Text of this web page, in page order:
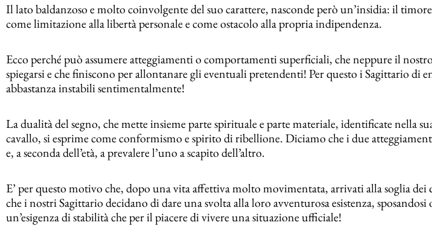
Il lato baldanzoso e molto coinvolgente del suo carattere, nasconde però un’insidia: il
come limitazione alla libertà personale e come ostacolo alla propria indipendenza.
Ecco perché può assumere atteggiamenti o comportamenti superficiali, che neppure il
spiegarsi e che finiscono per allontanare gli eventuali pretendenti! Per questo i Sagittario di
abbastanza instabili sentimentalmente!
La dualità del segno, che mette insieme parte spirituale e parte materiale, identificate nella
cavallo, si esprime come conformismo e spirito di ribellione. Diciamo che i due
e, a seconda dell’età, a prevalere l’uno a scapito dell’altro.
E’ per questo motivo che, dopo una vita affettiva molto movimentata, arrivati alla soglia dei
che i nostri Sagittario decidano di dare una svolta alla loro avventurosa esistenza, sposandosi
un’esigenza di stabilità che per il piacere di vivere una situazione ufficiale!